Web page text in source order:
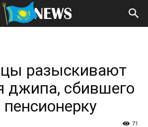
разыскивают
джипа, сбившего
71